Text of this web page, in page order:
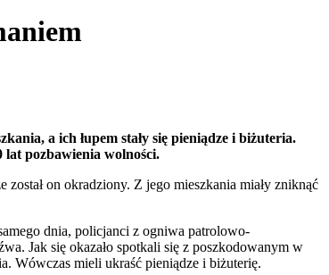
a ich łupem stały się pieniądze i biżuteria.
lat pozbawienia wolności.
on okradziony. Z jego mieszkania miały zniknąć
dnia, policjanci z ogniwa patrolowo-
Jak się okazało spotkali się z poszkodowanym w
Wówczas mieli ukraść pieniądze i biżuterię.